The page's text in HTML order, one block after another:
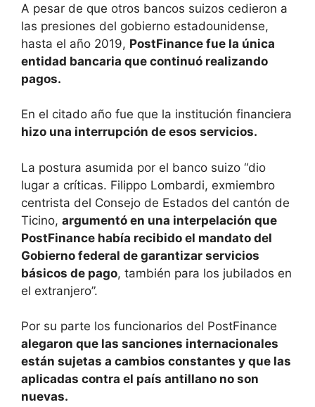
A pesar de que otros bancos suizos cedieron a
las presiones del gobierno estadounidense,
hasta el año 2019, PostFinance fue la única
entidad bancaria que continuó realizando
pagos.
En el citado año fue que la institución financiera
hizo una interrupción de esos servicios.
La postura asumida por el banco suizo “dio
lugar a críticas. Filippo Lombardi, exmiembro
centrista del Consejo de Estados del cantón de
Ticino, argumentó en una interpelación que
PostFinance había recibido el mandato del
Gobierno federal de garantizar servicios
básicos de pago, también para los jubilados en
el extranjero”.
Por su parte los funcionarios del PostFinance
alegaron que las sanciones internacionales
están sujetas a cambios constantes y que las
aplicadas contra el país antillano no son
nuevas.